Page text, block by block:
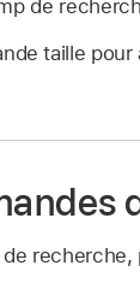
de
taille